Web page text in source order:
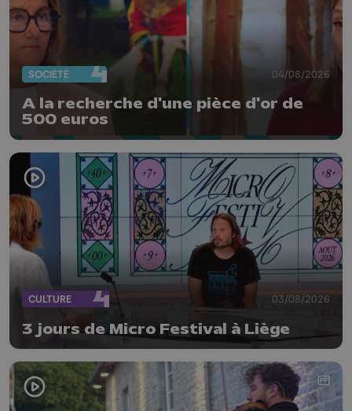
SOCIÉTÉ 04/08/2026
A la recherche d'une pièce d'or de
500 euros
CULTURE 03/08/2026
3 jours de Micro Festival à Liège